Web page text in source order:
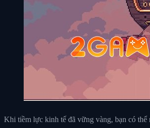
Khi tiềm lực kinh tế đã vững vàng, bạn có thể